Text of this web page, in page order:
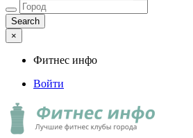
×
Фитнес инфо
Войти